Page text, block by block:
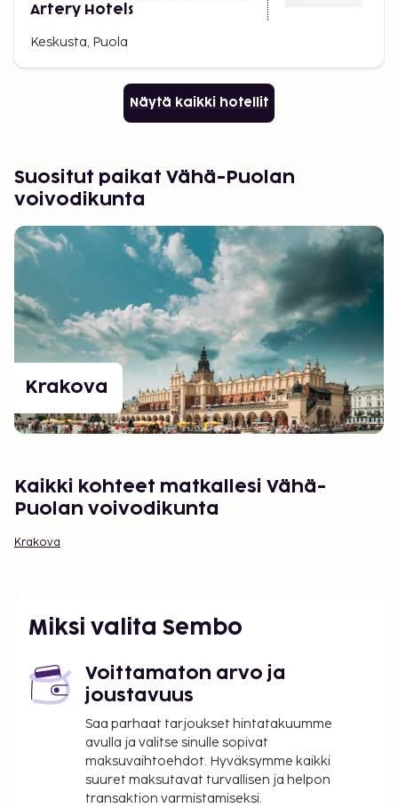
Artery Hotels
Keskusta, Puola
Näytä kaikki hotellit
Suositut paikat Vähä-Puolan
voivodikunta
Krakova
Kaikki kohteet matkallesi Vähä-
Puolan voivodikunta
Krakova
Miksi valita Sembo
Voittamaton arvo ja
joustavuus
Saa parhaat tarjoukset hintatakuumme
avulla ja valitse sinulle sopivat
maksuvaihtoehdot. Hyväksymme kaikki
suuret maksutavat turvallisen ja helpon
transaktion varmistamiseksi.